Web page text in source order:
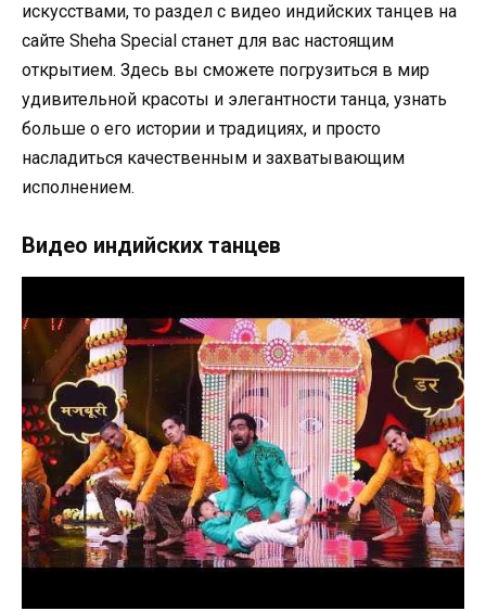
искусствами, то раздел с видео индийских танцев на
сайте Sheha Special станет для вас настоящим
открытием. Здесь вы сможете погрузиться в мир
удивительной красоты и элегантности танца, узнать
больше о его истории и традициях, и просто
насладиться качественным и захватывающим
исполнением.
Видео индийских танцев